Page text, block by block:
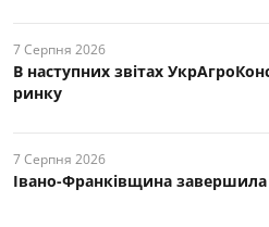
7 Серпня 2026
В наступних звітах
ринку
7 Серпня 2026
Івано-Франківщина